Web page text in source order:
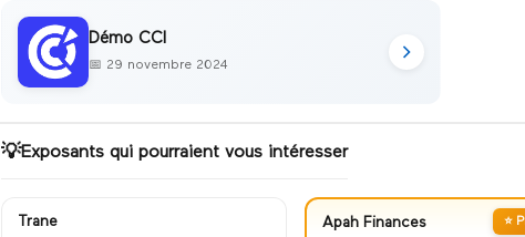
Démo CCI
📅 29 novembre 2024
💡Exposants qui pourraient vous intéresser
Trane ⭐
Apah Finances